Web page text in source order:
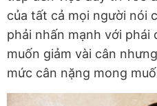
của tất cả mọi người nói
phải nhấn mạnh với phái
muốn giảm vài cân
mức cân nặng mong